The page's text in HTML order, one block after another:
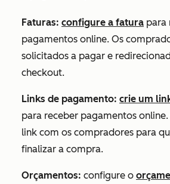
Faturas: configure a fatura para
pagamentos online. Os
solicitados a pagar e
checkout.
Links de pagamento: crie um
para receber pagamentos
link com os compradores para
finalizar a compra.
Orçamentos: configure o